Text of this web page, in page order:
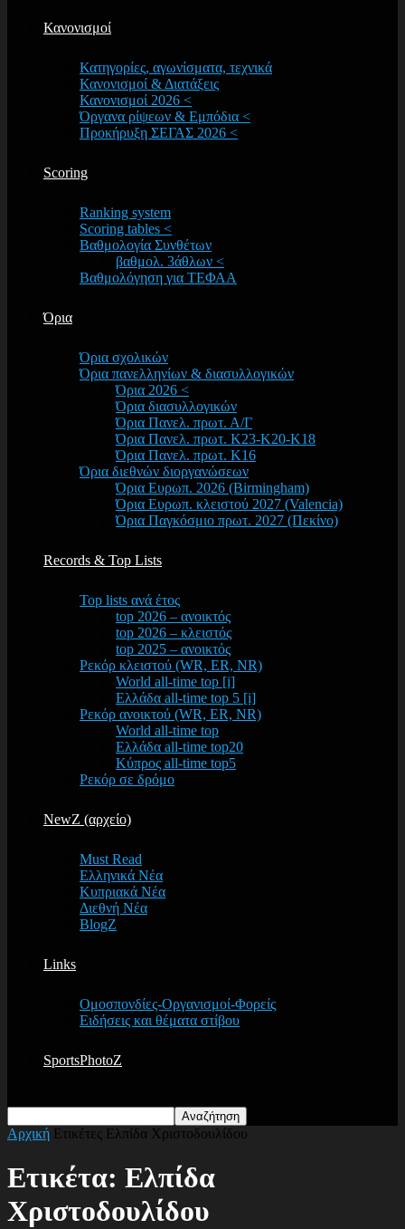
Κανονισμοί
Κατηγορίες, αγωνίσματα, τεχνικά
Κανονισμοί & Διατάξεις
Κανονισμοί 2026 <
Όργανα ρίψεων & Εμπόδια <
Προκήρυξη ΣΕΓΑΣ 2026 <
Scoring
Ranking system
Scoring tables <
Βαθμολογία Συνθέτων
βαθμολ. 3άθλων <
Βαθμολόγηση για ΤΕΦΑΑ
Όρια
Όρια σχολικών
Όρια πανελληνίων & διασυλλογικών
Όρια 2026 <
Όρια διασυλλογικών
Όρια Πανελ. πρωτ. Α/Γ
Όρια Πανελ. πρωτ. Κ23-Κ20-Κ18
Όρια Πανελ. πρωτ. Κ16
Όρια διεθνών διοργανώσεων
Όρια Ευρωπ. 2026 (Birmingham)
Όρια Ευρωπ. κλειστού 2027 (Valencia)
Όρια Παγκόσμιο πρωτ. 2027 (Πεκίνο)
Records & Top Lists
Top lists ανά έτος
top 2026 – ανοικτός
top 2026 – κλειστός
top 2025 – ανοικτός
Ρεκόρ κλειστού (WR, ER, NR)
World all-time top [i]
Ελλάδα all-time top 5 [i]
Ρεκόρ ανοικτού (WR, ER, NR)
World all-time top
Ελλάδα all-time top20
Κύπρος all-time top5
Ρεκόρ σε δρόμο
NewZ (αρχείο)
Must Read
Ελληνικά Νέα
Κυπριακά Νέα
Διεθνή Νέα
BlogZ
Links
Ομοσπονδίες-Οργανισμοί-Φορείς
Ειδήσεις και θέματα στίβου
SportsPhotoZ
Αρχική Ετικέτες Ελπίδα Χριστοδουλίδου
Ετικέτα: Ελπίδα
Χριστοδουλίδου